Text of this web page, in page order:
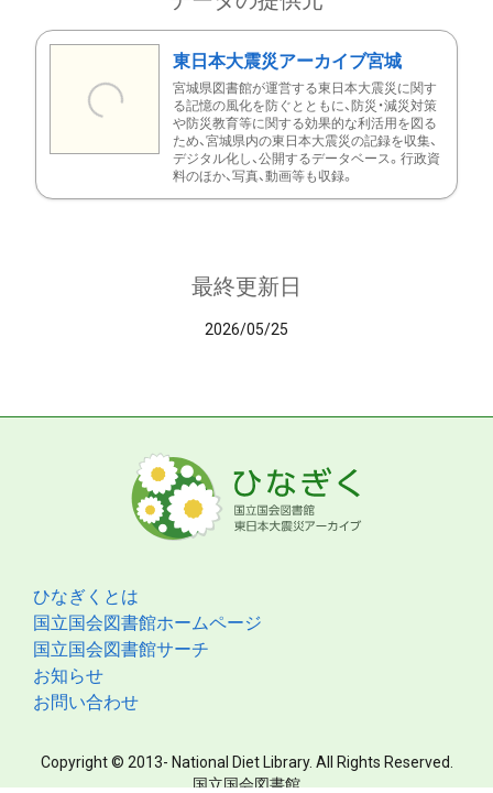
東日本大震災アーカイブ宮城
宮城県図書館が運営する東日本大震災に関す
る記憶の風化を防ぐとともに、防災・減災対策
や防災教育等に関する効果的な利活用を図る
ため、宮城県内の東日本大震災の記録を収集、
デジタル化し、公開するデータベース。行政資
料のほか、写真、動画等も収録。
最終更新日
2026/05/25
ひなぎくとは
国立国会図書館ホームページ
国立国会図書館サーチ
お知らせ
お問い合わせ
Copyright © 2013- National Diet Library. All Rights Reserved.